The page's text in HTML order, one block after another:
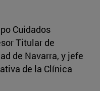
Cuidados
Titular de
de Navarra, y jefe
de la Clínica